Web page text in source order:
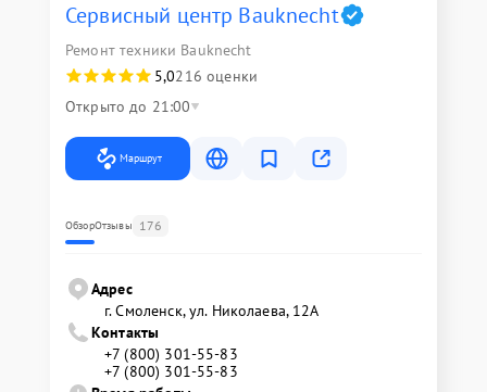
Сервисный центр Bauknecht
Ремонт техники Bauknecht
5,0216 оценки
Открыто до 21:00
Маршрут
ОбзорОтзывы 176
Адрес
г. Смоленск, ул. Николаева, 12А
Контакты
+7 (800) 301-55-83
+7 (800) 301-55-83